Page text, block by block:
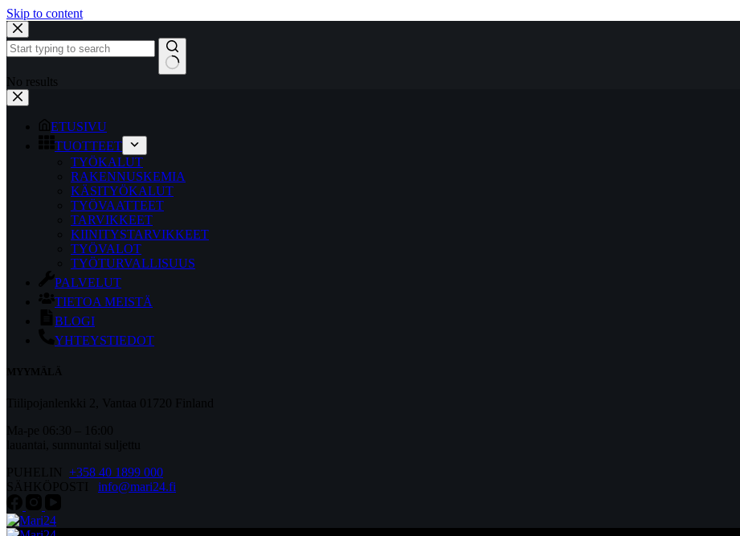
Skip to content
No results
ETUSIVU
TUOTTEET
TYÖKALUT
RAKENNUSKEMIA
KÄSITYÖKALUT
TYÖVAATTEET
TARVIKKEET
KIINITYSTARVIKKEET
TYÖVALOT
TYÖTURVALLISUUS
PALVELUT
TIETOA MEISTÄ
BLOGI
YHTEYSTIEDOT
MYYMÄLÄ
Tiilipojanlenkki 2, Vantaa 01720 Finland
Ma-pe 06:30 – 16:00
lauantai, sunnuntai suljettu
PUHELIN +358 40 1899 000
SÄHKÖPOSTI info@mari24.fi